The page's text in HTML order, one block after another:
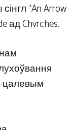
“An Arrow
ад Chvrches.
цалевым